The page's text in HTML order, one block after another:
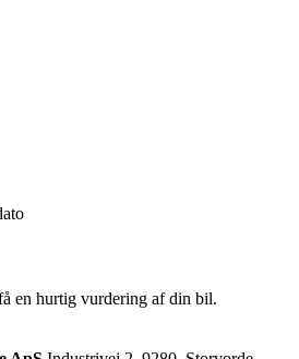
en hurtig vurdering af din bil.